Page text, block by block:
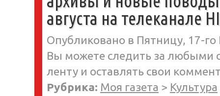
августа на телеканале
Опубликовано в Пятницу, 17-
Вы можете следить за любыми
ленту и оставлять свои
Рубрика: Моя газета > Культура